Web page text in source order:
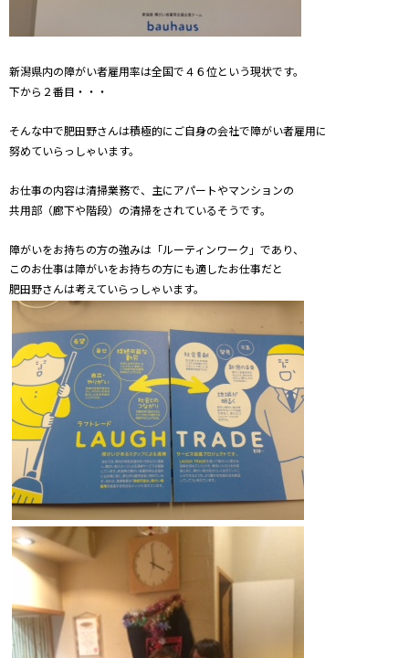
新潟県内の障がい者雇用率は全国で４６位という現状です。
下から２番目・・・
そんな中で肥田野さんは積極的にご自身の会社で障がい者雇用に
努めていらっしゃいます。
お仕事の内容は清掃業務で、主にアパートやマンションの
共用部（廊下や階段）の清掃をされているそうです。
障がいをお持ちの方の強みは「ルーティンワーク」であり、
このお仕事は障がいをお持ちの方にも適したお仕事だと
肥田野さんは考えていらっしゃいます。